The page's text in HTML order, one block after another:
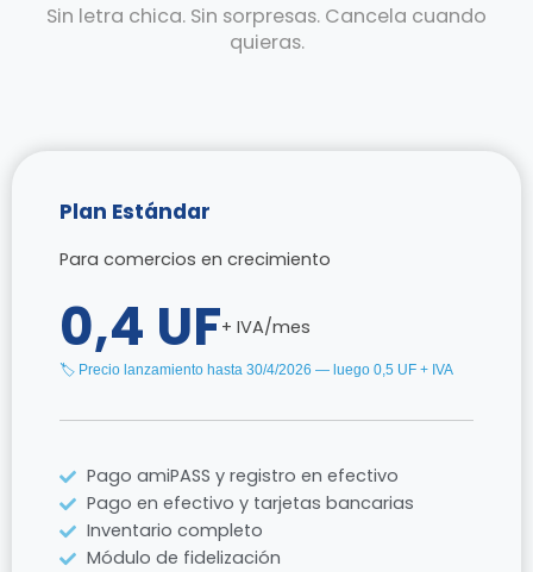
Sin letra chica. Sin sorpresas. Cancela cuando
quieras.
Plan Estándar
Para comercios en crecimiento
0,4 UF+ IVA/mes
🏷 Precio lanzamiento hasta 30/4/2026 — luego 0,5 UF + IVA
Pago amiPASS y registro en efectivo
Pago en efectivo y tarjetas bancarias
Inventario completo
Módulo de fidelización